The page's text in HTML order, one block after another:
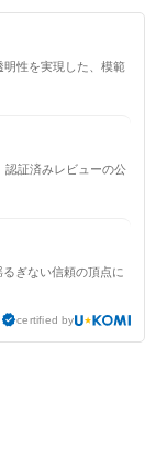
明性を実現した、模範
認証済みレビューの公
ぎない信頼の頂点に
certified by